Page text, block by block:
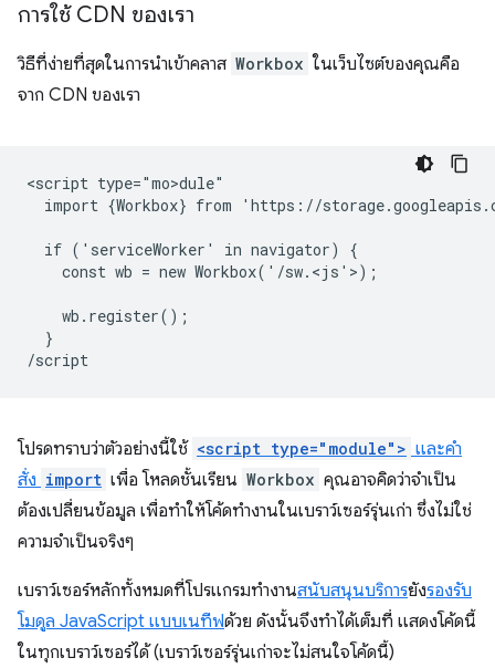
การใช้ CDN ของเรา
วิธีที่ง่ายที่สุดในการนำเข้าคลาส Workbox ในเว็บไซต์ของคุณคือ
จาก CDN ของเรา
<script type="mo>dule"
import {Workbox} from 'https://
  if ('serviceWorker' in navigator) {
    const wb = new Workbox('/sw.<js'>)
;
    wb.register();
  }
โปรดทราบว่าตัวอย่างนี้ใช้ <script type="module"> และคำ
สั่ง import เพื่อ โหลดชั้นเรียน Workbox คุณอาจคิดว่าจำเป็น
ต้องเปลี่ยนข้อมูล เพื่อทำให้โค้ดทำงานในเบราว์เซอร์รุ่นเก่า ซึ่งไม่ใช่
ความจำเป็นจริงๆ
เบราว์เซอร์หลักทั้งหมดที่โปรแกรมทำงานสนับสนุนบริการยังรองรับ
โมดูล JavaScript แบบเนทีฟด้วย ดังนั้นจึงทำได้เต็มที่ แสดงโค้ดนี้
ในทุกเบราว์เซอร์ได้ (เบราว์เซอร์รุ่นเก่าจะไม่สนใจโค้ดนี้)